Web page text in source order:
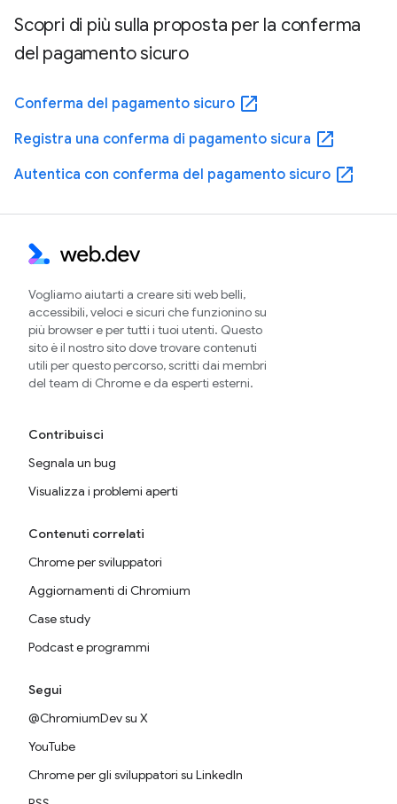
Scopri di più sulla proposta per la conferma
del pagamento sicuro
Conferma del pagamento sicuro open_in_new
Registra una conferma di pagamento sicura open_in_new
Autentica con conferma del pagamento sicuro open_in_new
Vogliamo aiutarti a creare siti web belli,
accessibili, veloci e sicuri che funzionino su
più browser e per tutti i tuoi utenti. Questo
sito è il nostro sito dove trovare contenuti
utili per questo percorso, scritti dai membri
del team di Chrome e da esperti esterni.
Contribuisci
Segnala un bug
Visualizza i problemi aperti
Contenuti correlati
Chrome per sviluppatori
Aggiornamenti di Chromium
Case study
Podcast e programmi
Segui
@ChromiumDev su X
YouTube
Chrome per gli sviluppatori su LinkedIn